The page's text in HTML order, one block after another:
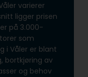
varierer
ligger prisen
på 3.000-
som
i Våler er blant
bortkjøring av
og behov